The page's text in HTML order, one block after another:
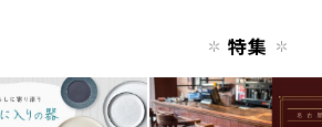
特集